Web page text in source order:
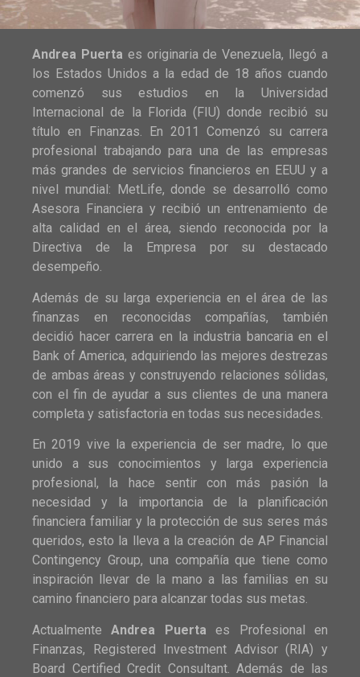
Andrea Puerta es originaria de Venezuela, llegó a
los Estados Unidos a la edad de 18 años cuando
comenzó sus estudios en la Universidad
Internacional de la Florida (FIU) donde recibió su
título en Finanzas. En 2011 Comenzó su carrera
profesional trabajando para una de las empresas
más grandes de servicios financieros en EEUU y a
nivel mundial: MetLife, donde se desarrolló como
Asesora Financiera y recibió un entrenamiento de
alta calidad en el área, siendo reconocida por la
Directiva de la Empresa por su destacado
desempeño.
Además de su larga experiencia en el área de las
finanzas en reconocidas compañías, también
decidió hacer carrera en la industria bancaria en el
Bank of America, adquiriendo las mejores destrezas
de ambas áreas y construyendo relaciones sólidas,
con el fin de ayudar a sus clientes de una manera
completa y satisfactoria en todas sus necesidades.
En 2019 vive la experiencia de ser madre, lo que
unido a sus conocimientos y larga experiencia
profesional, la hace sentir con más pasión la
necesidad y la importancia de la planificación
financiera familiar y la protección de sus seres más
queridos, esto la lleva a la creación de AP Financial
Contingency Group, una compañía que tiene como
inspiración llevar de la mano a las familias en su
camino financiero para alcanzar todas sus metas.
ActualmenteAndrea Puerta es Profesional en
Finanzas, Registered Investment Advisor (RIA) y
Board Certified Credit Consultant. Además de las